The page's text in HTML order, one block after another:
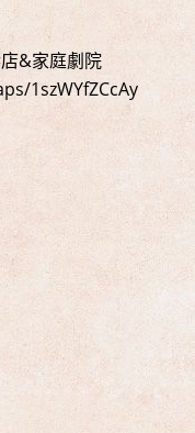
&家庭劇院
1szWYfZCcAy